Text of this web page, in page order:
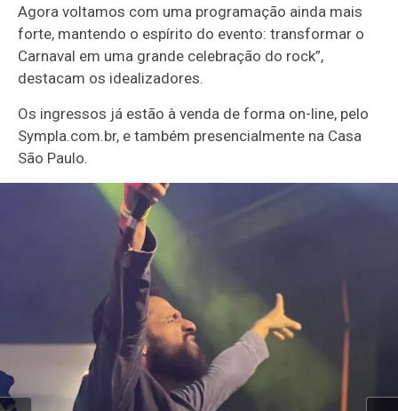
Agora voltamos com uma programação ainda mais
forte, mantendo o espírito do evento: transformar o
Carnaval em uma grande celebração do rock”,
destacam os idealizadores.
Os ingressos já estão à venda de forma on-line, pelo
Sympla.com.br, e também presencialmente na Casa
São Paulo.